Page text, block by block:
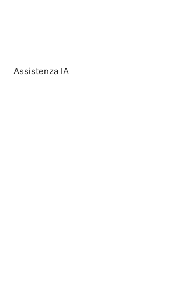
Assistenza IA